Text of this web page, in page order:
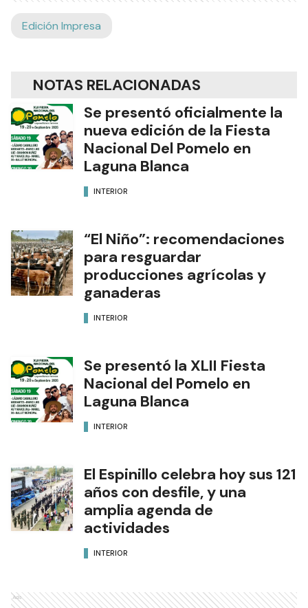
Edición Impresa
NOTAS RELACIONADAS
Se presentó oficialmente la
nueva edición de la Fiesta
Nacional Del Pomelo en
Laguna Blanca
INTERIOR
“El Niño”: recomendaciones
para resguardar
producciones agrícolas y
ganaderas
INTERIOR
Se presentó la XLII Fiesta
Nacional del Pomelo en
Laguna Blanca
INTERIOR
El Espinillo celebra hoy sus 121
años con desfile, y una
amplia agenda de
actividades
INTERIOR
Ads